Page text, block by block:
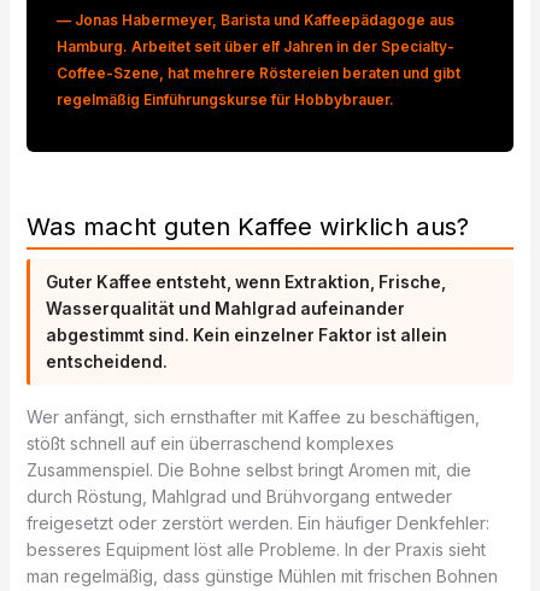
— Jonas Habermeyer, Barista und Kaffeepädagoge aus
Hamburg. Arbeitet seit über elf Jahren in der Specialty-
Coffee-Szene, hat mehrere Röstereien beraten und gibt
regelmäßig Einführungskurse für Hobbybrauer.
Was macht guten Kaffee wirklich aus?
Guter Kaffee entsteht, wenn Extraktion, Frische,
Wasserqualität und Mahlgrad aufeinander
abgestimmt sind. Kein einzelner Faktor ist allein
entscheidend.
Wer anfängt, sich ernsthafter mit Kaffee zu beschäftigen,
stößt schnell auf ein überraschend komplexes
Zusammenspiel. Die Bohne selbst bringt Aromen mit, die
durch Röstung, Mahlgrad und Brühvorgang entweder
freigesetzt oder zerstört werden. Ein häufiger Denkfehler:
besseres Equipment löst alle Probleme. In der Praxis sieht
man regelmäßig, dass günstige Mühlen mit frischen Bohnen